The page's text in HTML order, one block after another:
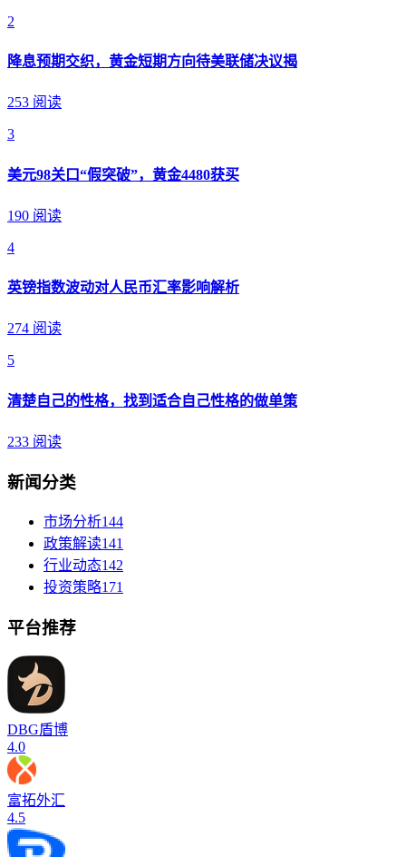
2
降息预期交织，黄金短期方向待美联储决议揭
253 阅读
3
美元98关口“假突破”，黄金4480获买
190 阅读
4
英镑指数波动对人民币汇率影响解析
274 阅读
5
清楚自己的性格，找到适合自己性格的做单策
233 阅读
新闻分类
市场分析144
政策解读141
行业动态142
投资策略171
平台推荐
DBG盾博
4.0
富拓外汇
4.5